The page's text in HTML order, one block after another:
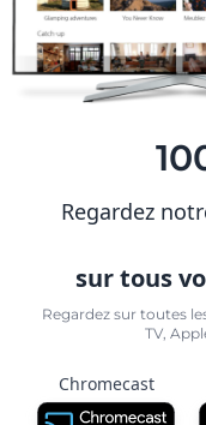
Regardez
sur tous
Regardez sur toutes
TV,
Chromecast